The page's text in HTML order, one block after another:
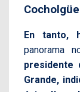
Cocholgüe
En tanto,
panorama
presidente
Grande,